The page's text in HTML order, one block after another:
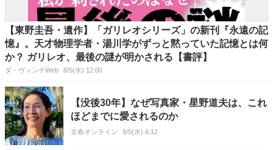
【東野圭吾・遺作】「ガリレオシリーズ」の新刊『永遠の記
憶』。天才物理学者・湯川学がずっと黙っていた記憶とは何
か？ ガリレオ、最後の謎が明かされる【書評】
ダ・ヴィンチWeb 8/5(水) 12:00
【没後30年】なぜ写真家・星野道夫は、これ
ほどまでに愛されるのか
文春オンライン 8/5(水) 6:12